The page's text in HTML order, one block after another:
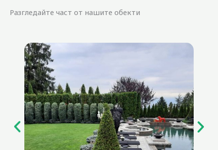
Разгледайте част от нашите обекти